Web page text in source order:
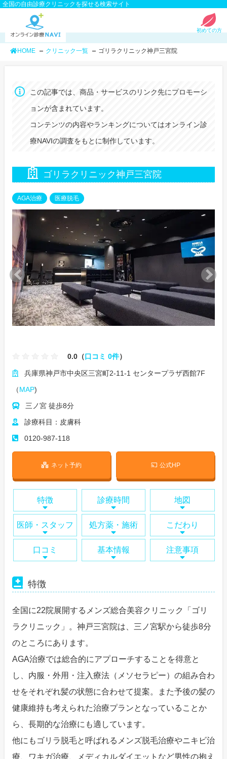
全国の自由診療クリニックを探せる検索サイト
初めての方
HOME クリニック一覧 ゴリラクリニック神戸三宮院
この記事では、商品・サービスのリンク先にプロモーシ
ョンが含まれています。
コンテンツの内容やランキングについてはオンライン診
療NAVIの調査をもとに制作しています。
ゴリラクリニック神戸三宮院
AGA治療 医療脱毛
0.0（口コミ 0件）
兵庫県神戸市中央区三宮町2-11-1 センタープラザ西館7F
（MAP)
三ノ宮 徒歩8分
診療科目：皮膚科
0120-987-118
ネット予約 公式HP
特徴 診療時間 地図
医師・スタッフ 処方薬・施術 こだわり
口コミ 基本情報 注意事項
特徴
全国に22院展開するメンズ総合美容クリニック「ゴリ
ラクリニック」。神戸三宮院は、三ノ宮駅から徒歩8分
のところにあります。
AGA治療では総合的にアプローチすることを得意と
し、内服・外用・注入療法（メソセラピー）の組み合わ
せをそれぞれ髪の状態に合わせて提案。また予後の髪の
健康維持も考えられた治療プランとなっていることか
ら、長期的な治療にも適しています。
他にもゴリラ脱毛と呼ばれるメンズ脱毛治療やニキビ治
療、ワキガ治療、メディカルダイエットなど男性の抱え